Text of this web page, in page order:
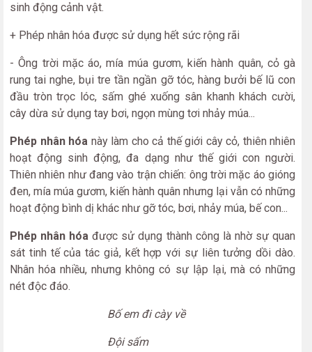
sinh động cảnh vật.
+ Phép nhân hóa được sử dụng hết sức rộng rãi
- Ông trời mặc áo, mía múa gươm, kiến hành quân, cỏ gà
rung tai nghe, bụi tre tần ngần gỡ tóc, hàng bưởi bế lũ con
đầu tròn trọc lóc, sấm ghé xuống sân khanh khách cười,
cây dừa sử dụng tay bơi, ngọn mùng tơi nhảy múa...
Phép nhân hóa này làm cho cả thế giới cây cỏ, thiên nhiên
hoạt động sinh động, đa dạng như thế giới con người.
Thiên nhiên như đang vào trận chiến: ông trời mặc áo gióng
đen, mía múa gươm, kiến hành quân nhưng lại vẫn có những
hoạt động bình dị khác như gỡ tóc, bơi, nhảy múa, bế con...
Phép nhân hóa được sử dụng thành công là nhờ sự quan
sát tinh tế của tác giả, kết hợp với sự liên tưởng dồi dào.
Nhân hóa nhiều, nhưng không có sự lập lại, mà có những
nét độc đáo.
Bố em đi cày về
Đội sấm